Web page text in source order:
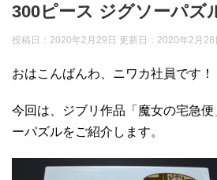
300ピース ジグソーパズ
投稿日：2020年2月29日 更新日： 2020年2月28
おはこんばんわ、ニワカ社員です！
今回は、ジブリ作品「魔女の宅急
ーパズルをご紹介します。